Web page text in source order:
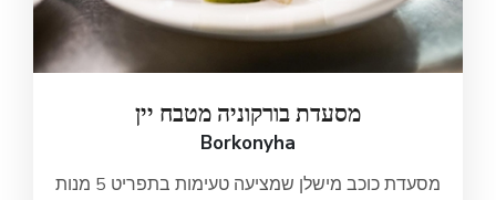
מסעדת בורקוניה מטבח יין
Borkonyha
מסעדת כוכב מישלן שמציעה טעימות בתפריט 5 מנות